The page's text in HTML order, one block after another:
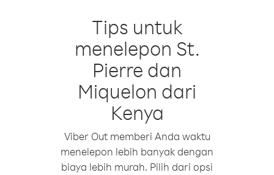
Tips untuk
menelepon St.
Pierre dan
Miquelon dari
Kenya
Viber Out memberi Anda waktu
menelepon lebih banyak dengan
biaya lebih murah. Pilih dari opsi